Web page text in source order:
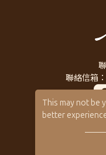
This may not be
better
聯絡信箱：
所有
訂
客